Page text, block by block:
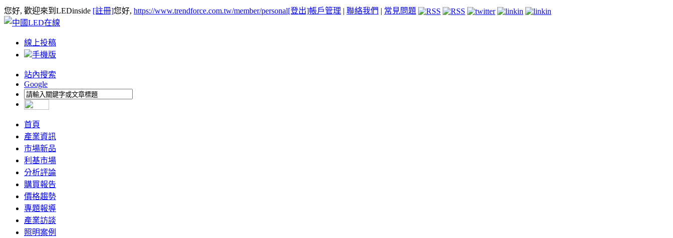
您好, 歡迎來到LEDinside [註冊]您好, https://www.trendforce.com.tw/member/personal[登出]帳戶管理 | 聯絡我們 | 常見問題
線上投稿
手機版
站內搜索
Google
首頁
產業資訊
市場新品
利基市場
分析評論
購買報告
價格趨勢
專題報導
產業訪談
照明案例